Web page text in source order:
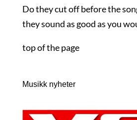
Do they cut off before the
they sound as good as you
top of the page
Musikk nyheter